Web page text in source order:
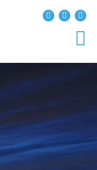
INICIO
EXPLORA EL MUNDO
¿QUIÉN SOY?